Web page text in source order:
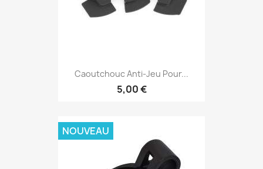
Caoutchouc Anti-Jeu Pour...
5,00 €
NOUVEAU